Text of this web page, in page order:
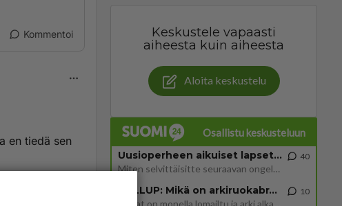
Kommentoi
en tiedä sen
Keskustele vapaasti
aiheesta kuin aiheesta
Aloita keskustelu
Osallistu keskusteluun
Uusioperheen aikuiset lapset tyhjentää jääkaapin käydessään
Miten selvittäisitte seuraavan ongelman, meillä on uusioperhe, minulla teini-ikäiset lapset ja puolisolla aikuiset, jotk
40
GALLUP: Mikä on arkiruokabravuurisi?
Lomat on monella lomailtu ja arki alkaa. Se voi tarkoittaa myös sitä, että grillailut on grillattu ja palataan arjen ruo
10